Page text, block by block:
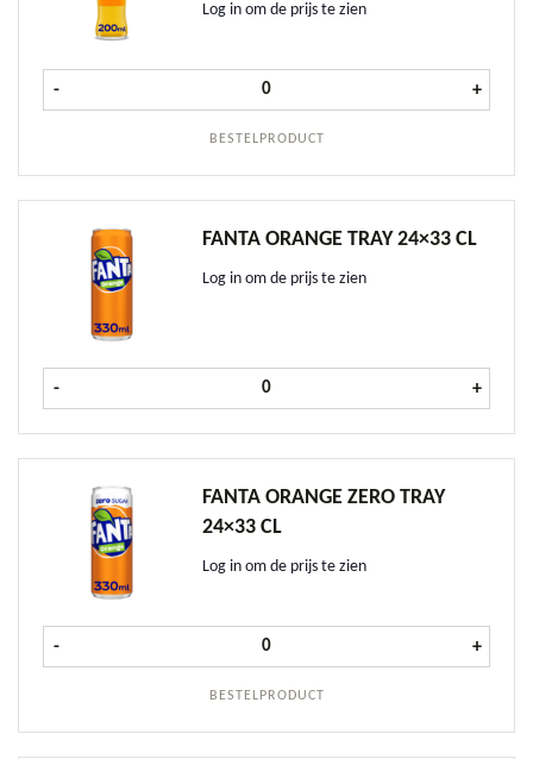
Log in om de prijs te zien
BESTELPRODUCT
- Fanta Orange ZERO krat 24x20 cl
+
FANTA ORANGE TRAY 24×33 CL
Log in om de prijs te zien
- Fanta Orange tray 24x33 cl aantal
+
FANTA ORANGE ZERO TRAY
24×33 CL
Log in om de prijs te zien
BESTELPRODUCT
- Fanta Orange ZERO tray 24x33 cl
+